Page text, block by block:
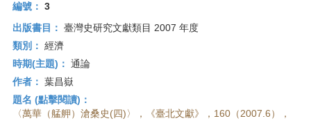
編號： 3
出版書目： 臺灣史研究文獻類目 2007 年度
類別： 經濟
時期(主題)： 通論
作者： 葉昌嶽
題名 (點擊閱讀)：
〈萬華（艋舺）滄桑史(四)〉，《臺北文獻》，160（2007.6），